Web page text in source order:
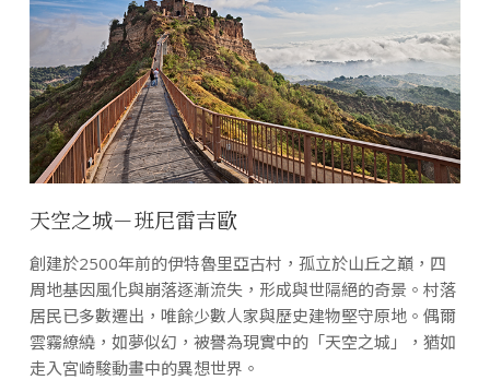
天空之城－班尼雷吉歐
創建於2500年前的伊特魯里亞古村，孤立於山丘之巔，四
周地基因風化與崩落逐漸流失，形成與世隔絕的奇景。村落
居民已多數遷出，唯餘少數人家與歷史建物堅守原地。偶爾
雲霧繚繞，如夢似幻，被譽為現實中的「天空之城」，猶如
走入宮崎駿動畫中的異想世界。